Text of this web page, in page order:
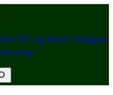
Om “IKT og skole”-bloggen
Om meg